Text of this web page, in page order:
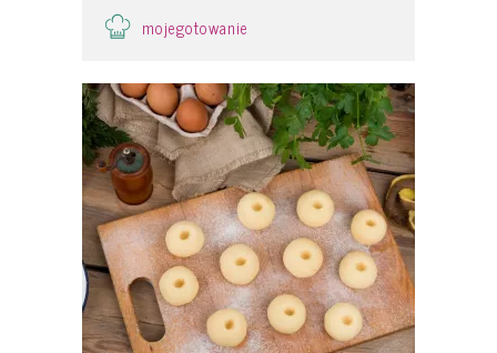
mojegotowanie